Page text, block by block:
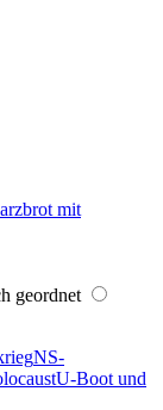
mit
geordnet
NS-
U-Boot und